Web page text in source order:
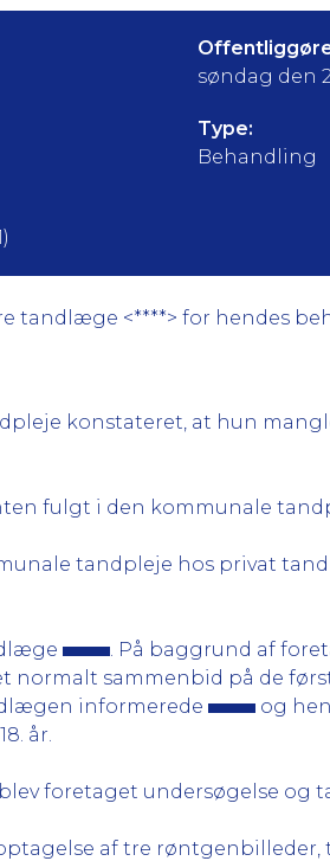
søndag den
Type:
Behandling
<****> for hendes
konstateret, at hun
fulgt i den kommunale
tandpleje hos privat
. På baggrund af
normalt sammenbid på de
informerede
og
år.
foretaget undersøgelse og
optagelse af tre